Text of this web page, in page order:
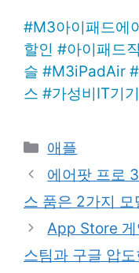
#M3아이패드에
할인 #아이패드
슬 #M3iPadAir #
스 #가성비IT기기
Categories
애플
에어팟 프로
스 품은 2가지 모
App Store
스팀과 구글 압